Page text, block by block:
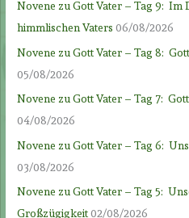
Novene zu Gott Vater – Tag 9: Im
himmlischen Vaters 06/08/2026
Novene zu Gott Vater – Tag 8:
05/08/2026
Novene zu Gott Vater – Tag 7:
04/08/2026
Novene zu Gott Vater – Tag 6:
03/08/2026
Novene zu Gott Vater – Tag 5:
Großzügigkeit02/08/2026